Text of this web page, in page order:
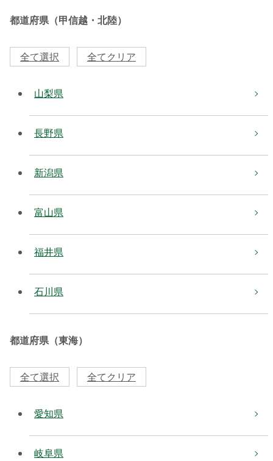
都道府県（甲信越・北陸）
全て選択 全てクリア
山梨県
長野県
新潟県
富山県
福井県
石川県
都道府県（東海）
全て選択 全てクリア
愛知県
岐阜県